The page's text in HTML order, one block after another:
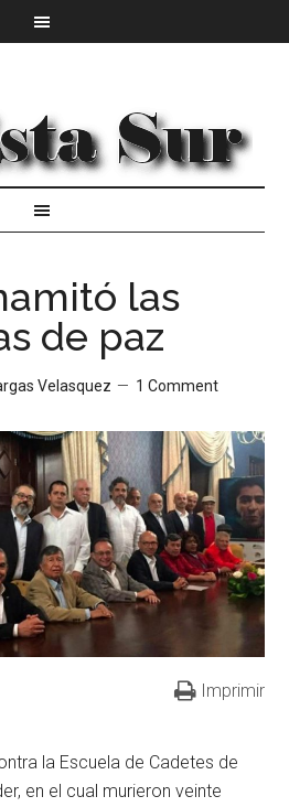
las
de paz
Velasquez 1 Comment
Imprimir
la Escuela de Cadetes de
en el cual murieron veinte